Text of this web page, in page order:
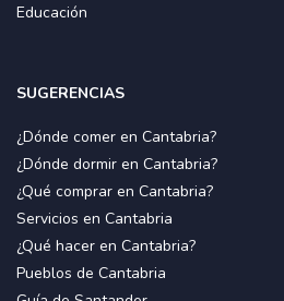
Educación
SUGERENCIAS
¿Dónde comer en Cantabria?
¿Dónde dormir en Cantabria?
¿Qué comprar en Cantabria?
Servicios en Cantabria
¿Qué hacer en Cantabria?
Pueblos de Cantabria